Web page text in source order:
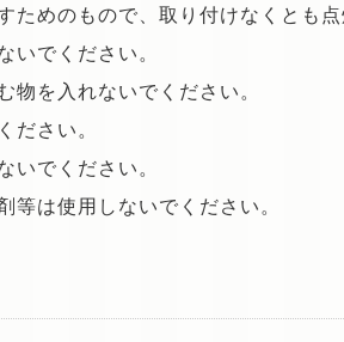
めのもので、取り付けなくとも
いでください。
物を入れないでください。
ださい。
いでください。
は使用しないでください。